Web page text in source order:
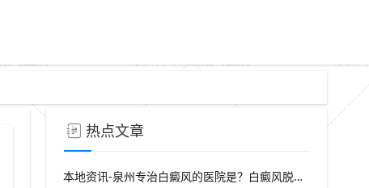
热点文章
本地资讯-泉州专治白癜风的医院是？白癜风脱屑是什么症状？